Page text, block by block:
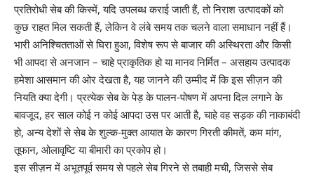
प्रतिरोधी सेब की किस्में, यदि उपलब्ध कराई जाती हैं, तो निराश उत्पादकों को
कुछ राहत मिल सकती हैं, लेकिन वे लंबे समय तक चलने वाला समाधान नहीं हैं।
भारी अनिश्चितताओं से घिरा हुआ, विशेष रूप से बाजार की अस्थिरता और किसी
भी आपदा से अनजान – चाहे प्राकृतिक हो या मानव निर्मित – असहाय उत्पादक
हमेशा आसमान की ओर देखता है, यह जानने की उम्मीद में कि इस सीज़न की
नियति क्या देगी। प्रत्येक सेब के पेड़ के पालन-पोषण में अपना दिल लगाने के
बावजूद, हर साल कोई न कोई आपदा उस पर आती है, चाहे वह सड़क की नाकाबंदी
हो, अन्य देशों से सेब के शुल्क-मुक्त आयात के कारण गिरती कीमतें, कम मांग,
तूफान, ओलावृष्टि या बीमारी का प्रकोप हो।
इस सीज़न में अभूतपूर्व समय से पहले सेब गिरने से तबाही मची, जिससे सेब